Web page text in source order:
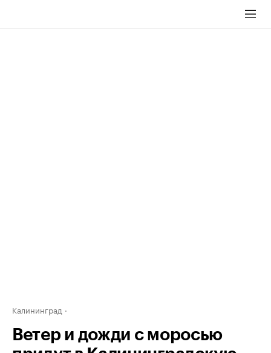
Калининград
Ветер и дожди с моросью